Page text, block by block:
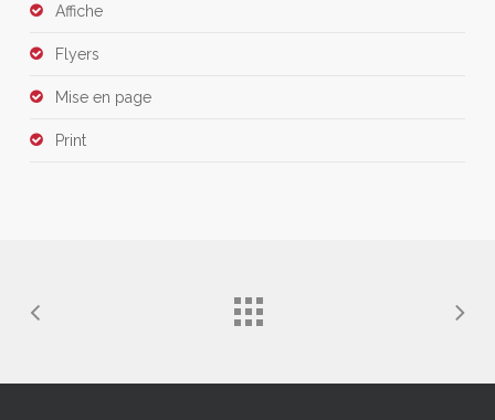
Affiche
Flyers
Mise en page
Print